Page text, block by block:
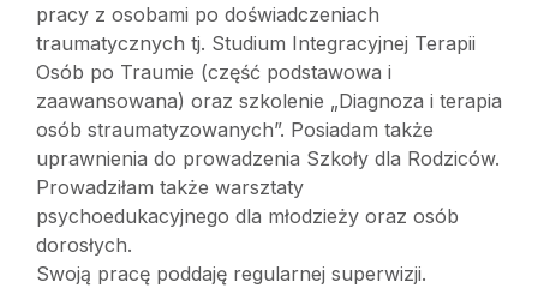
pracy z osobami po doświadczeniach
traumatycznych tj. Studium Integracyjnej Terapii
Osób po Traumie (część podstawowa i
zaawansowana) oraz szkolenie „Diagnoza i terapia
osób straumatyzowanych”. Posiadam także
uprawnienia do prowadzenia Szkoły dla Rodziców.
Prowadziłam także warsztaty
psychoedukacyjnego dla młodzieży oraz osób
dorosłych.
Swoją pracę poddaję regularnej superwizji.